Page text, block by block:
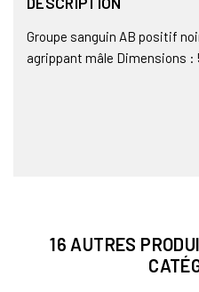
Groupe sanguin AB positif
agrippant mâle Dimensions :
16 AUTRES